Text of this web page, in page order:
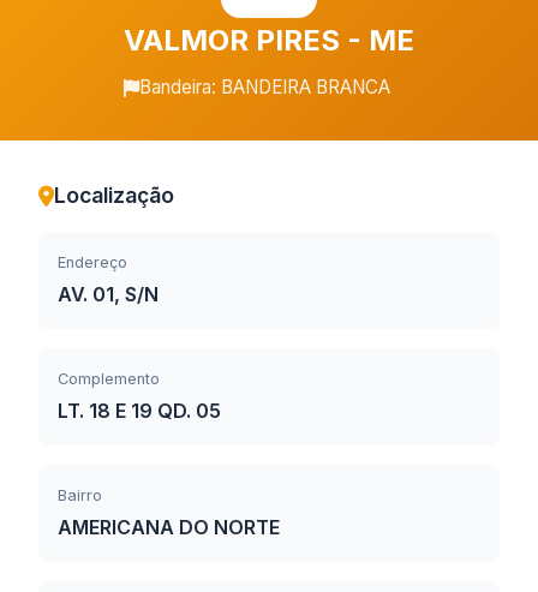
VALMOR PIRES - ME
Bandeira: BANDEIRA BRANCA
Localização
Endereço
AV. 01, S/N
Complemento
LT. 18 E 19 QD. 05
Bairro
AMERICANA DO NORTE